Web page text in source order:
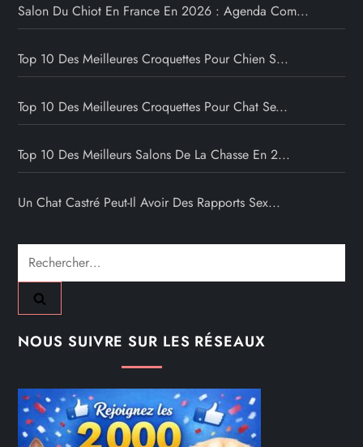
Salon Du Chiot En France En 2026 : Agenda Com...
Top 10 Des Meilleures Croquettes Pour Chien S...
Top 10 Des Meilleures Croquettes Pour Chat Se...
Top 10 Des Meilleurs Salons De La Chasse En 2...
Un Chat Castré Peut-Il Avoir Des Rapports Sex...
Rechercher :
NOUS SUIVRE SUR LES RÉSEAUX